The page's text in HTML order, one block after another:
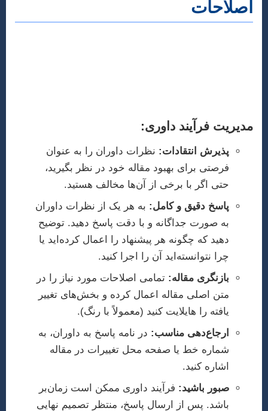
اصلاحات
مدیریت فرآیند داوری:
پذیرش انتقادات: نظرات داوران را به عنوان
فرصتی برای بهبود مقاله خود در نظر بگیرید،
حتی اگر با برخی از آن‌ها مخالف هستید.
پاسخ دقیق و کامل: به هر یک از نظرات داوران
به صورت جداگانه و با دقت پاسخ دهید. توضیح
دهید که چگونه هر پیشنهاد را اعمال کرده‌اید یا
چرا نتوانسته‌اید آن را اجرا کنید.
بازنگری مقاله: تمامی اصلاحات مورد نیاز را در
متن اصلی مقاله اعمال کرده و بخش‌های تغییر
یافته را هایلایت کنید (معمولاً با رنگ).
ارجاع‌دهی مناسب: در نامه پاسخ به داوران، به
شماره خط یا صفحه محل تغییرات در مقاله
اشاره کنید.
صبور باشید: فرآیند داوری ممکن است زمان‌بر
باشد. پس از ارسال پاسخ، منتظر تصمیم نهایی